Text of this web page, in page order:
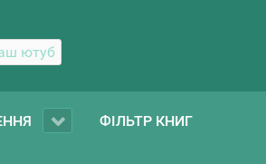
ютуб
ФІЛЬТР КНИГ